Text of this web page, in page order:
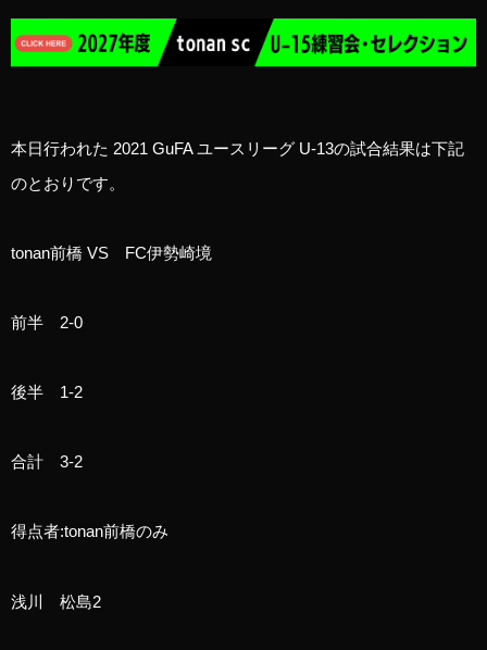
本日行われた 2021 GuFA ユースリーグ U-13の試合結果は下記
のとおりです。
tonan前橋 VS FC伊勢崎境
前半 2-0
後半 1-2
合計 3-2
得点者:tonan前橋のみ
浅川 松島2